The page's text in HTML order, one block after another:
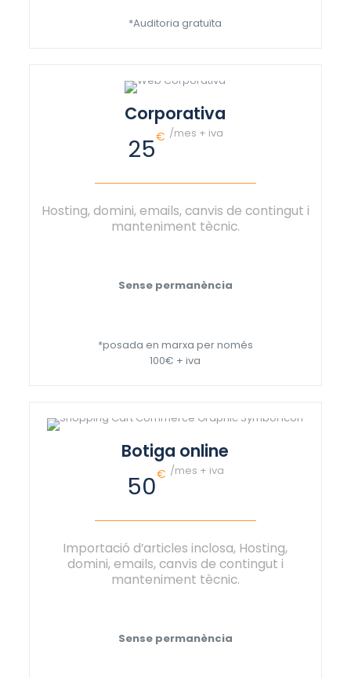
*Auditoria gratuïta
Corporativa
25€ /mes + iva
Hosting, domini, emails, canvis de contingut i
manteniment tècnic.
Sense permanència
*posada en marxa per només
100€ + iva
Botiga online
50€ /mes + iva
Importació d’articles inclosa, Hosting,
domini, emails, canvis de contingut i
manteniment tècnic.
Sense permanència